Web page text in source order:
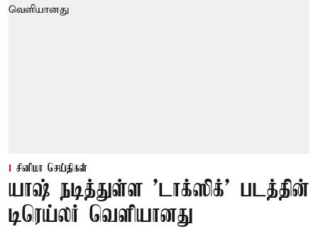
சினிமா செய்திகள்
யாஷ் நடித்துள்ள 'டாக்‌ஸிக்' படத்தின்
டிரெய்லர் வெளியானது